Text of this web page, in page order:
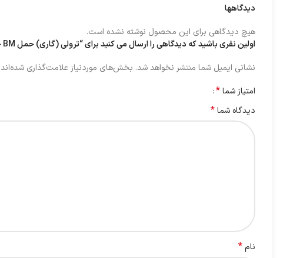
دیدگاهها
هیچ دیدگاهی برای این محصول نوشته نشده است.
اولین نفری باشید که دیدگاهی را ارسال می کنید برای “ترولی (گاری) حمل BM جهت دستگاه های CARRY MIG 502 و DIGI MIG 401/501”
نشانی ایمیل شما منتشر نخواهد شد. بخش‌های موردنیاز علامت‌گذاری شده‌اند
امتیاز شما*
دیدگاه شما*
نام*